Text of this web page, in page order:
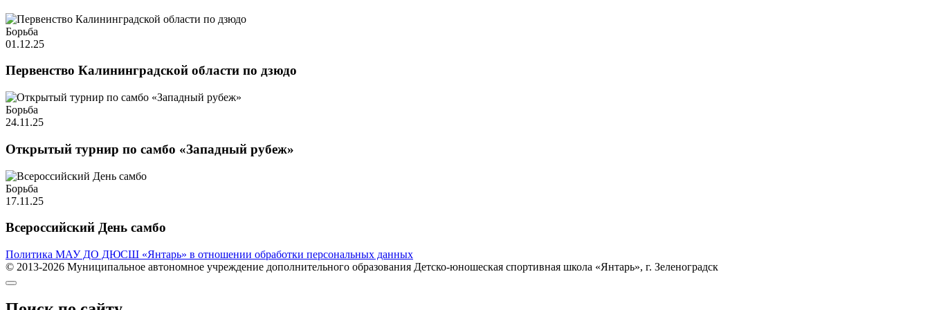
Борьба
01.12.25
Первенство Калининградской области по дзюдо
Борьба
24.11.25
Открытый турнир по самбо «Западный рубеж»
Борьба
17.11.25
Всероссийский День самбо
Политика МАУ ДО ДЮСШ «Янтарь» в отношении обработки персональных данных
© 2013-2026 Муниципальное автономное учреждение дополнительного образования Детско-юношеская спортивная школа «Янтарь», г. Зеленоградск